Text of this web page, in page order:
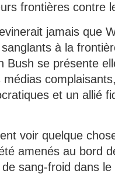
frontières contre
jamais que
à la
Bush se présente
et un allié
voir quelque
amenés au bord
sang-froid dans